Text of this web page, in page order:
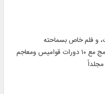
• ارتباط المفردات وكلمات نصوص البرنامج مع ۱۰ دورات قوامیس ومعاجم